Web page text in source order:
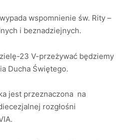
wspomnienie św. Rity –
i beznadziejnych.
23 V-przeżywać będziemy
Ducha Świętego.
jest przeznaczona na
rozgłośni